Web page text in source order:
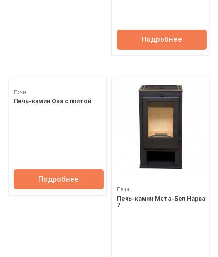
Подробнее
Печи
Печь-камин Ока с плитой
Подробнее
Печи
Печь-камин Мета-Бел Нарва
7